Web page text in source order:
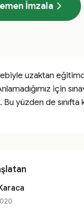
İmzala
uzaktan
için
yüzden de sınıfta